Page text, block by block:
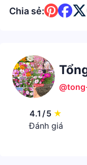
Chia sẻ:
4.1 /5 ★
Đánh giá